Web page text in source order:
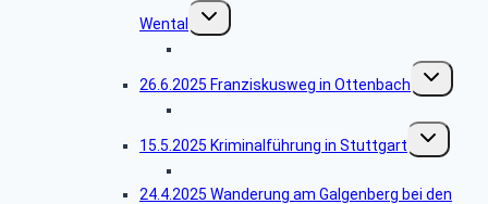
Wental
Untermenü
umschalten
26.6.2025 Franziskusweg in Ottenbach
Untermenü
umschalten
15.5.2025 Kriminalführung in Stuttgart
Untermenü
umschalten
24.4.2025 Wanderung am Galgenberg bei den